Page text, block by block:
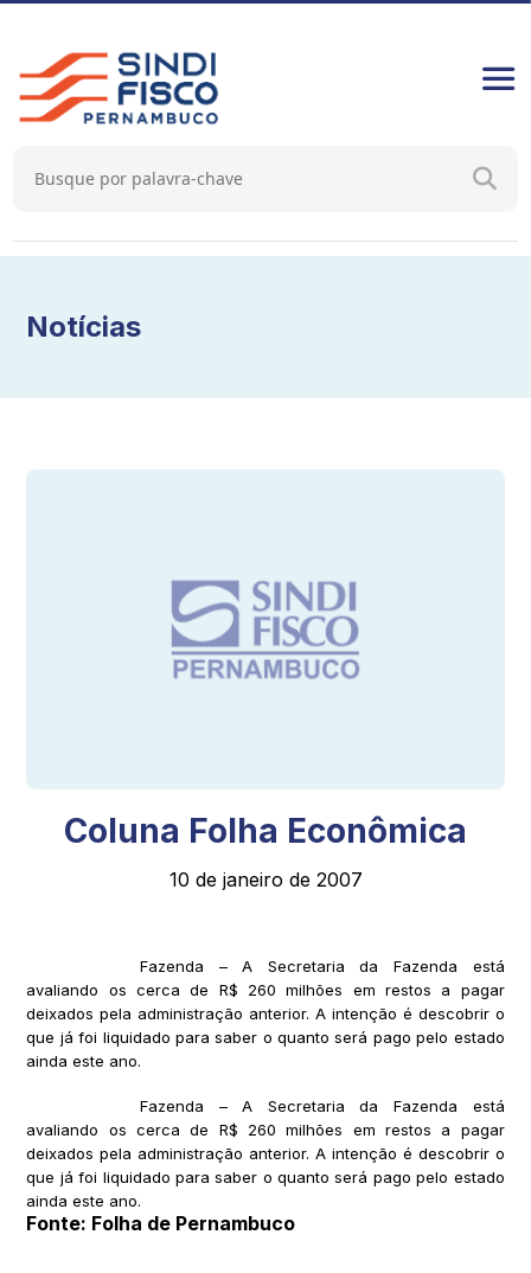
Notícias
Coluna Folha Econômica
10 de janeiro de 2007
Fazenda – A Secretaria da Fazenda está
avaliando os cerca de R$ 260 milhões em restos a pagar
deixados pela administração anterior. A intenção é descobrir o
que já foi liquidado para saber o quanto será pago pelo estado
ainda este ano.
Fazenda – A Secretaria da Fazenda está
avaliando os cerca de R$ 260 milhões em restos a pagar
deixados pela administração anterior. A intenção é descobrir o
que já foi liquidado para saber o quanto será pago pelo estado
ainda este ano.
Fonte: Folha de Pernambuco